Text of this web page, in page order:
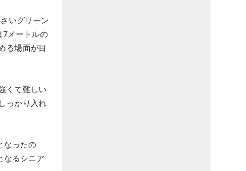
いグリーン
7メートルの
る場面が目
くて難しい
っかり入れ
なったの
なるシニア